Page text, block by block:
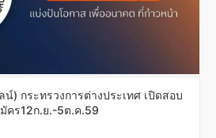
) กระทรวงการต่างประเทศ เปิดสอบ
คร12ก.ย.-5ต.ค.59